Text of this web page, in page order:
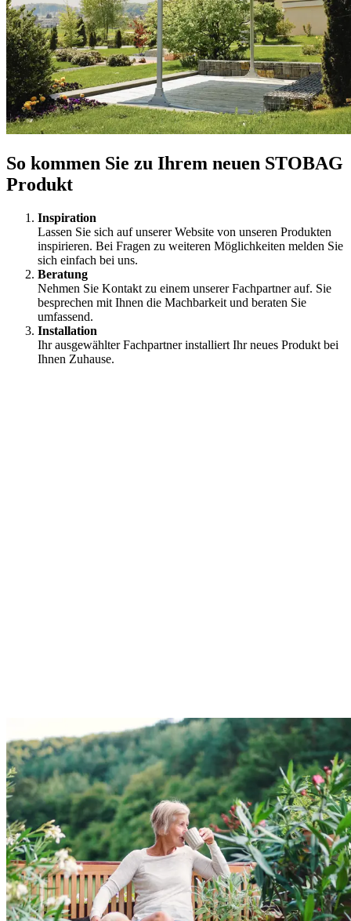
So kommen Sie zu Ihrem neuen STOBAG
Produkt
Inspiration
Lassen Sie sich auf unserer Website von unseren Produkten
inspirieren. Bei Fragen zu weiteren Möglichkeiten melden Sie
sich einfach bei uns.
Beratung
Nehmen Sie Kontakt zu einem unserer Fachpartner auf. Sie
besprechen mit Ihnen die Machbarkeit und beraten Sie
umfassend.
Installation
⁠Ihr ausgewählter Fachpartner installiert Ihr neues Produkt bei
Ihnen Zuhause.